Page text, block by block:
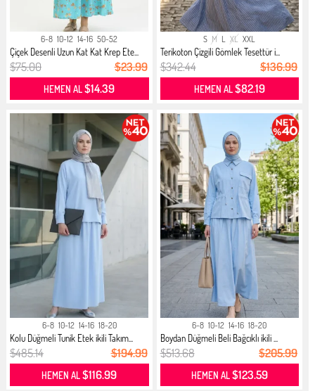
6-8 10-12 14-16 50-52
Çiçek Desenli Uzun Kat Kat Krep Ete...
$75.00 $23.99
HEMEN AL$14.39
S M L XL XXL
Terikoton Çizgili Gömlek Tesettür i...
$342.44 $136.99
HEMEN AL$82.19
6-8 10-12 14-16 18-20
Kolu Düğmeli Tunik Etek ikili Takım...
$485.14 $194.99
HEMEN AL$116.99
6-8 10-12 14-16 18-20
Boydan Düğmeli Beli Bağcıklı ikili ...
$513.68 $205.99
HEMEN AL$123.59